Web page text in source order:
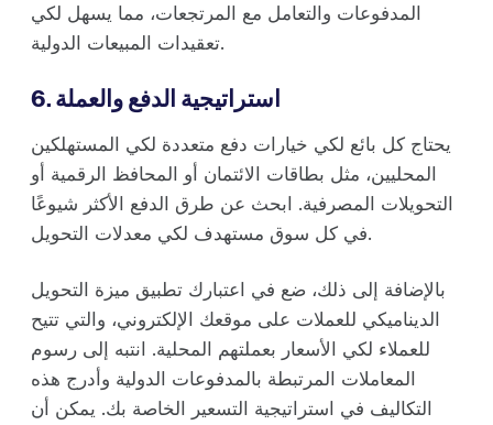
المدفوعات والتعامل مع المرتجعات، مما يسهل لكي
تعقيدات المبيعات الدولية.
6. استراتيجية الدفع والعملة
يحتاج كل بائع لكي خيارات دفع متعددة لكي المستهلكين
المحليين، مثل بطاقات الائتمان أو المحافظ الرقمية أو
التحويلات المصرفية. ابحث عن طرق الدفع الأكثر شيوعًا
في كل سوق مستهدف لكي معدلات التحويل.
بالإضافة إلى ذلك، ضع في اعتبارك تطبيق ميزة التحويل
الديناميكي للعملات على موقعك الإلكتروني، والتي تتيح
للعملاء لكي الأسعار بعملتهم المحلية. انتبه إلى رسوم
المعاملات المرتبطة بالمدفوعات الدولية وأدرج هذه
التكاليف في استراتيجية التسعير الخاصة بك. يمكن أن